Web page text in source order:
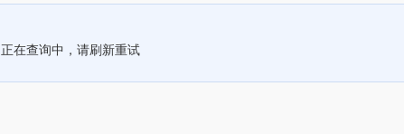
正在查询中，请刷新重试